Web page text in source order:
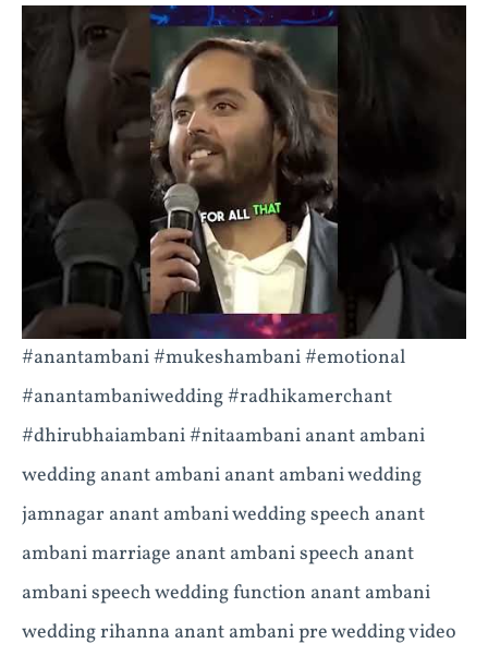
#anantambani #mukeshambani #emotional
#anantambaniwedding #radhikamerchant
#dhirubhaiambani #nitaambani anant ambani
wedding anant ambani anant ambani wedding
jamnagar anant ambani wedding speech anant
ambani marriage anant ambani speech anant
ambani speech wedding function anant ambani
wedding rihanna anant ambani pre wedding video